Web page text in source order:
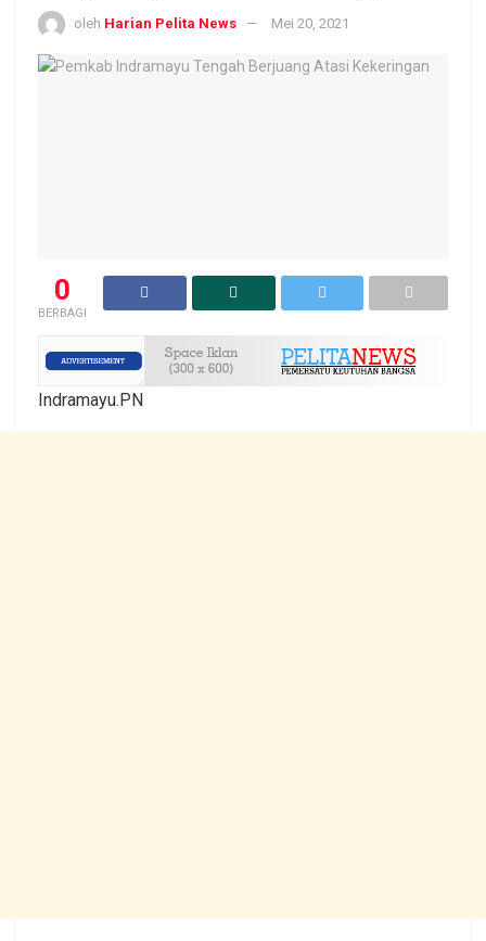
oleh Harian Pelita News Mei 20, 2021
0
BERBAGI
Indramayu.PN